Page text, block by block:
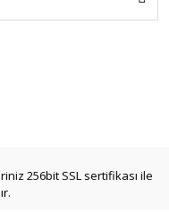
256bit SSL sertifikası ile